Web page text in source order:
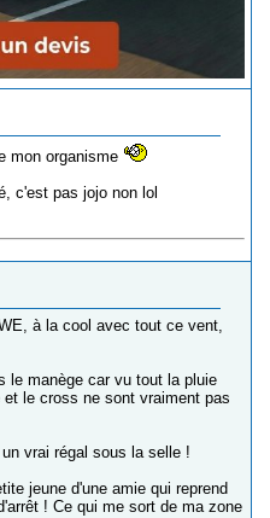
mon organisme
c'est pas jojo non lol
à la cool avec tout ce vent,
le manège car vu tout la pluie
le cross ne sont vraiment pas
vrai régal sous la selle !
jeune d'une amie qui reprend
! Ce qui me sort de ma zone